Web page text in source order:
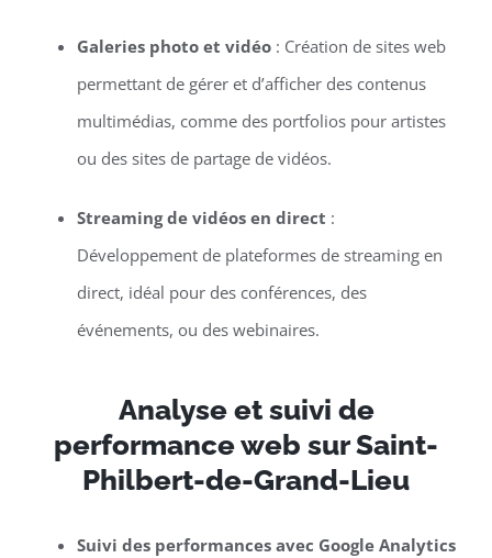
Galeries photo et vidéo: Création de sites web
permettant de gérer et d’afficher des contenus
multimédias, comme des portfolios pour artistes
ou des sites de partage de vidéos.
Streaming de vidéos en direct :
Développement de plateformes de streaming en
direct, idéal pour des conférences, des
événements, ou des webinaires.
Analyse et suivi de
performance web sur Saint-
Philbert-de-Grand-Lieu
Suivi des performances avec Google Analytics